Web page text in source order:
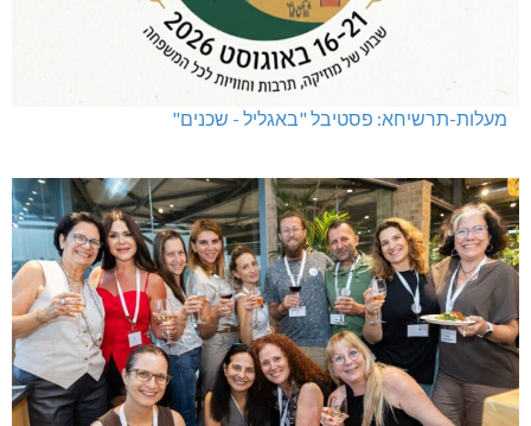
מעלות-תרשיחא: פסטיבל "באגליל - שכנים"